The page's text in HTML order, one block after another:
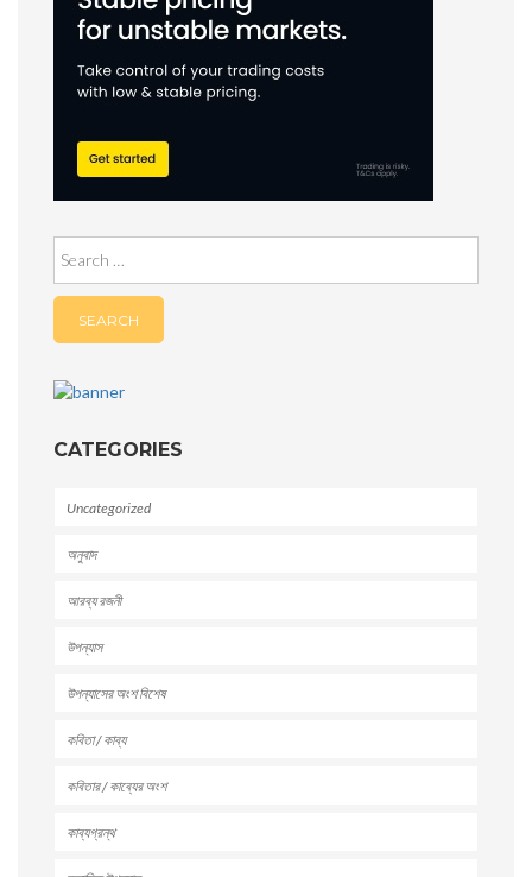
for:
CATEGORIES
Uncategorized
অনুবাদ
আরব্য রজনী
উপন্যাস
উপন্যাসের অংশ বিশেষ
কবিতা / কাব্য
কবিতার / কাব্যের অংশ
কাব্যগ্রন্থ